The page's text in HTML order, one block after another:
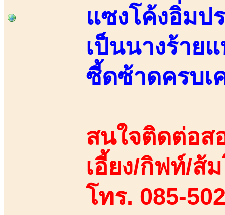
แซงโค้งอิ่มป
เป็นนางร้าย
ซี้ดซ้าดครบเ
สนใจติดต่อส
เอี้ยง/กิฟท์/ส้
โทร. 085-